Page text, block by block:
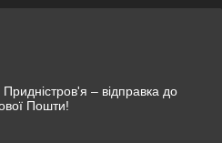
– відправка до
Пошти!